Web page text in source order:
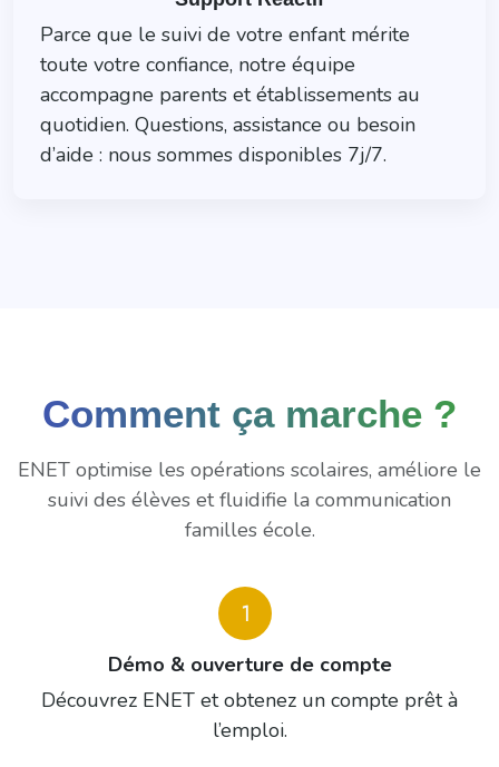
Parce que le suivi de votre enfant mérite
toute votre confiance, notre équipe
accompagne parents et établissements au
quotidien. Questions, assistance ou besoin
d’aide : nous sommes disponibles 7j/7.
Comment ça marche ?
ENET optimise les opérations scolaires, améliore le
suivi des élèves et fluidifie la communication
familles école.
Démo & ouverture de compte
Découvrez ENET et obtenez un compte prêt à
l’emploi.